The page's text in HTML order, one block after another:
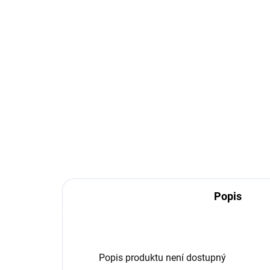
Popis
Popis produktu není dostupný